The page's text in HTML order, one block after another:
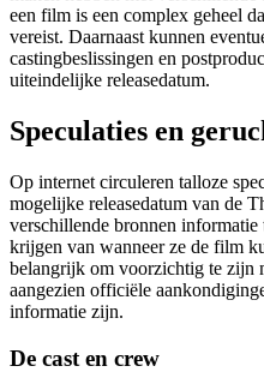
een film is een complex geheel
vereist. Daarnaast kunnen
castingbeslissingen en
uiteindelijke releasedatum.
Speculaties en
Op internet circuleren talloze
mogelijke releasedatum van de
verschillende bronnen informatie
krijgen van wanneer ze de film
belangrijk om voorzichtig te zijn
aangezien officiële
informatie zijn.
De cast en crew